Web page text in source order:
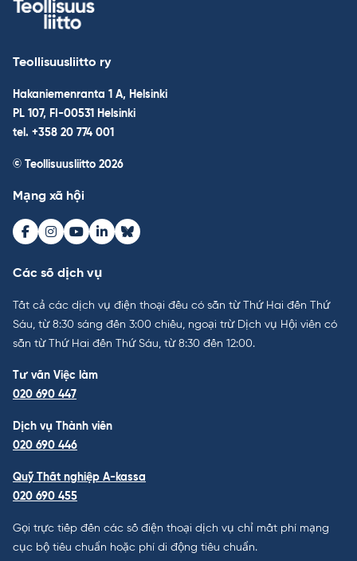
Teollisuusliitto ry
Hakaniemenranta 1 A, Helsinki
PL 107, FI-00531 Helsinki
tel. +358 20 774 001
© Teollisuusliitto 2026
Mạng xã hội
Facebook
Instagram
Youtube
LinkedInBluesky
Các số dịch vụ
Tất cả các dịch vụ điện thoại đều có sẵn từ Thứ Hai đến Thứ
Sáu, từ 8:30 sáng đến 3:00 chiều, ngoại trừ Dịch vụ Hội viên có
sẵn từ Thứ Hai đến Thứ Sáu, từ 8:30 đến 12:00.
Tư vấn Việc làm
020 690 447
Dịch vụ Thành viên
020 690 446
Quỹ Thất nghiệp A-kassa
020 690 455
Gọi trực tiếp đến các số điện thoại dịch vụ chỉ mất phí mạng
cục bộ tiêu chuẩn hoặc phí di động tiêu chuẩn.